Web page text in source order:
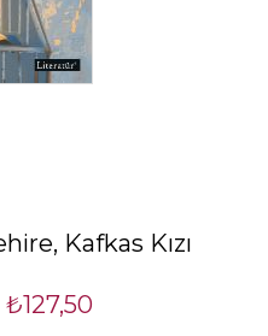
Kafkas Kızı
₺127,50